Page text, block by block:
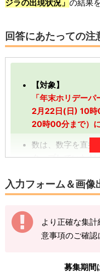
ジラの出現状況」 の結果
回答にあたっての注
【対象】
「年末ホリデー
2月22日(日) 10
20時00分まで）
数は、数字を直接
タップしていただ
数字は、前回の入
（累計数）で入力
途中結果が3匹→
その後の結果が2
下記の情報を入力
入力フォーム＆画像
より正確な集
意事項のご確認
募集期間